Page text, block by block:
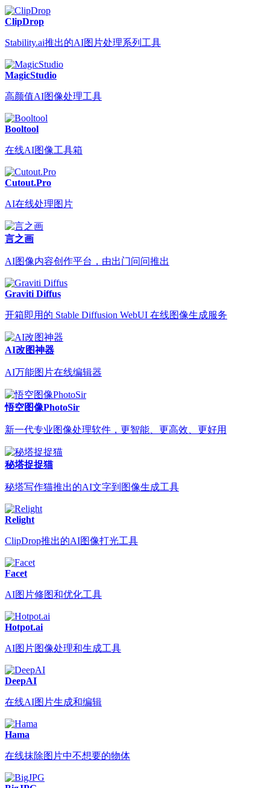
ClipDrop
Stability.ai推出的AI图片处理系列工具
MagicStudio
高颜值AI图像处理工具
Booltool
在线AI图像工具箱
Cutout.Pro
AI在线处理图片
言之画
AI图像内容创作平台，由出门问问推出
Graviti Diffus
开箱即用的 Stable Diffusion WebUI 在线图像生成服务
AI改图神器
AI万能图片在线编辑器
悟空图像PhotoSir
新一代专业图像处理软件，更智能、更高效、更好用
秘塔捉捉猫
秘塔写作猫推出的AI文字到图像生成工具
Relight
ClipDrop推出的AI图像打光工具
Facet
AI图片修图和优化工具
Hotpot.ai
AI图片图像处理和生成工具
DeepAI
在线AI图片生成和编辑
Hama
在线抹除图片中不想要的物体